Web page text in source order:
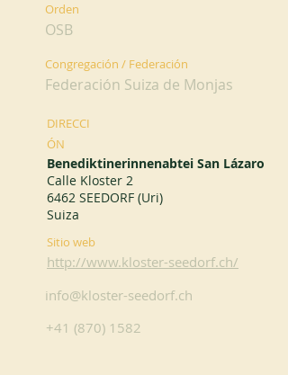
Orden
OSB
Congregación / Federación
Federación Suiza de Monjas
DIRECCI
ÓN
Benediktinerinnenabtei San Lázaro
Calle Kloster 2
6462 SEEDORF (Uri)
Suiza
Sitio web
http://www.kloster-seedorf.ch/
info@kloster-seedorf.ch
+41 (870) 1582